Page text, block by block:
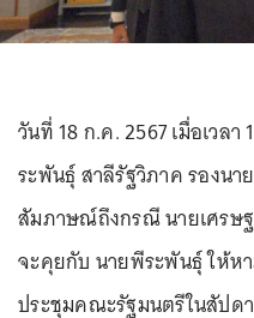
วันที่ 18 ก.ค. 2567 เมื่อเวล
ระพันธุ์ สาลีรัฐวิภาค รองน
สัมภาษณ์ถึงกรณี นายเศรษ
จะคุยกับ นายพีระพันธุ์ ให้ห
ประชุมคณะรัฐมนตรีในสัปด